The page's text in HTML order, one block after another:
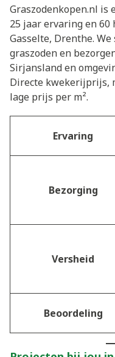
Graszodenkopen.nl
25 jaar ervaring en
Gasselte, Drenthe.
graszoden en
Sirjansland en
Directe kwekerijprijs,
lage prijs per m².
Ervaring
Bezorging
Versheid
Beoordeling